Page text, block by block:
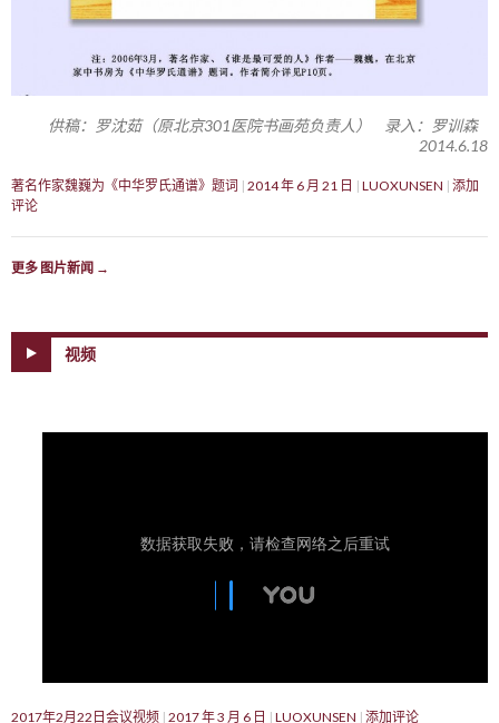
供稿：罗沈茹（原北京301医院书画苑负责人） 录入：罗训森
2014.6.18
著名作家魏巍为《中华罗氏通谱》题词 2014 年 6 月 21 日 LUOXUNSEN 添加
评论
更多 图片新闻 →
视频
2017年2月22日会议视频 2017 年 3 月 6 日 LUOXUNSEN 添加评论